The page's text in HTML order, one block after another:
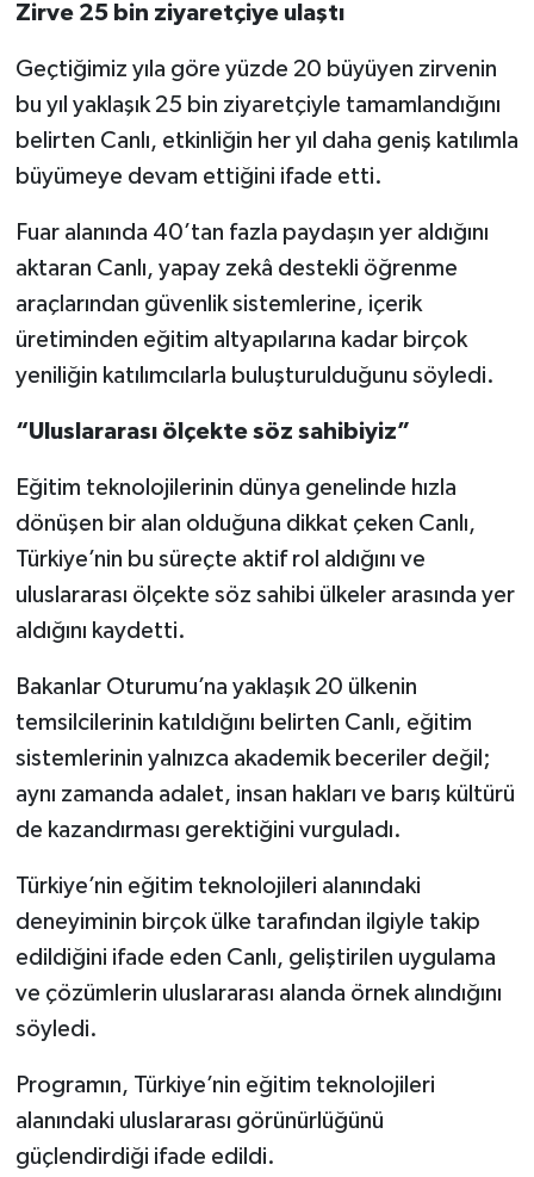
Zirve 25 bin ziyaretçiye ulaştı
Geçtiğimiz yıla göre yüzde 20 büyüyen zirvenin
bu yıl yaklaşık 25 bin ziyaretçiyle tamamlandığını
belirten Canlı, etkinliğin her yıl daha geniş katılımla
büyümeye devam ettiğini ifade etti.
Fuar alanında 40’tan fazla paydaşın yer aldığını
aktaran Canlı, yapay zekâ destekli öğrenme
araçlarından güvenlik sistemlerine, içerik
üretiminden eğitim altyapılarına kadar birçok
yeniliğin katılımcılarla buluşturulduğunu söyledi.
“Uluslararası ölçekte söz sahibiyiz”
Eğitim teknolojilerinin dünya genelinde hızla
dönüşen bir alan olduğuna dikkat çeken Canlı,
Türkiye’nin bu süreçte aktif rol aldığını ve
uluslararası ölçekte söz sahibi ülkeler arasında yer
aldığını kaydetti.
Bakanlar Oturumu’na yaklaşık 20 ülkenin
temsilcilerinin katıldığını belirten Canlı, eğitim
sistemlerinin yalnızca akademik beceriler değil;
aynı zamanda adalet, insan hakları ve barış kültürü
de kazandırması gerektiğini vurguladı.
Türkiye’nin eğitim teknolojileri alanındaki
deneyiminin birçok ülke tarafından ilgiyle takip
edildiğini ifade eden Canlı, geliştirilen uygulama
ve çözümlerin uluslararası alanda örnek alındığını
söyledi.
Programın, Türkiye’nin eğitim teknolojileri
alanındaki uluslararası görünürlüğünü
güçlendirdiği ifade edildi.